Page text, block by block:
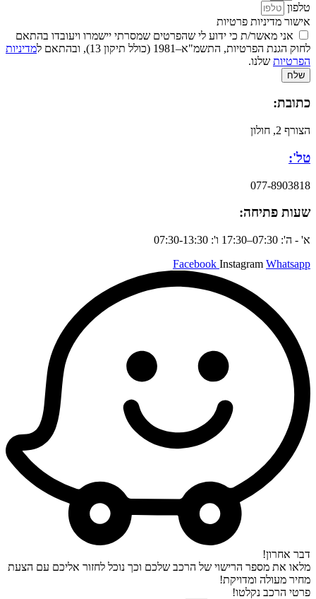
טלפון
אישור מדיניות פרטיות
אני מאשר/ת כי ידוע לי שהפרטים שמסרתי יישמרו ויעובדו בהתאם
לחוק הגנת הפרטיות, התשמ"א–1981 (כולל תיקון 13), ובהתאם ל
מדיניות
הפרטיות שלנו.
שלח
כתובת:
הצורף 2, חולון
טל':
077-8903818
שעות פתיחה:
א' - ה': 07:30–17:30 ו': 07:30-13:30
Facebook Instagram Whatsapp
דבר אחרון!
מלאו את מספר הרישוי של הרכב שלכם וכך נוכל לחזור אליכם עם הצעת
מחיר מעולה ומדויקת!
פרטי הרכב נקלטו!